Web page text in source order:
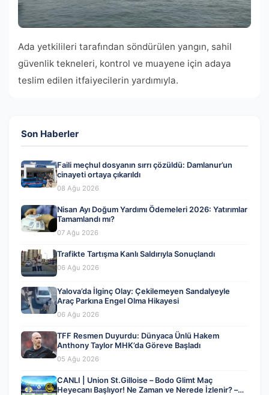
Ada yetkilileri tarafından söndürülen yangın, sahil
güvenlik tekneleri, kontrol ve muayene için adaya
teslim edilen itfaiyecilerin yardımıyla.
Son Haberler
Faili meçhul dosyanın sırrı çözüldü: Damlanur’un
cinayeti ortaya çıkarıldı
08 Ağu 2026
Nisan Ayı Doğum Yardımı Ödemeleri 2026: Yatırımlar
Tamamlandı mı?
07 Ağu 2026
Trafikte Tartışma Kanlı Saldırıyla Sonuçlandı
06 Ağu 2026
Yalova’da İlginç Olay: Çekilemeyen Sandalyeyle
Araç Parkına Engel Olma Hikayesi
06 Ağu 2026
TFF Resmen Duyurdu: Dünyaca Ünlü Hakem
Anthony Taylor MHK’da Göreve Başladı
05 Ağu 2026
CANLI | Union St.Gilloise – Bodo Glimt Maç
Heyecanı Başlıyor! Ne Zaman ve Nerede İzlenir? –